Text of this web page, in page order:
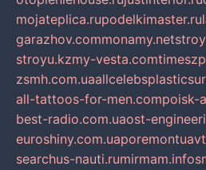
mojateplica.rupodelkimaster.ru
garazhov.commonamy.net
stroyu.kzmy-vesta.com
zsmh.com.ua
all-tattoos-for-men.compoisk-
best-radio.com.uaost-
euroshiny.com.ua
searchus-nauti.rumirmam.info